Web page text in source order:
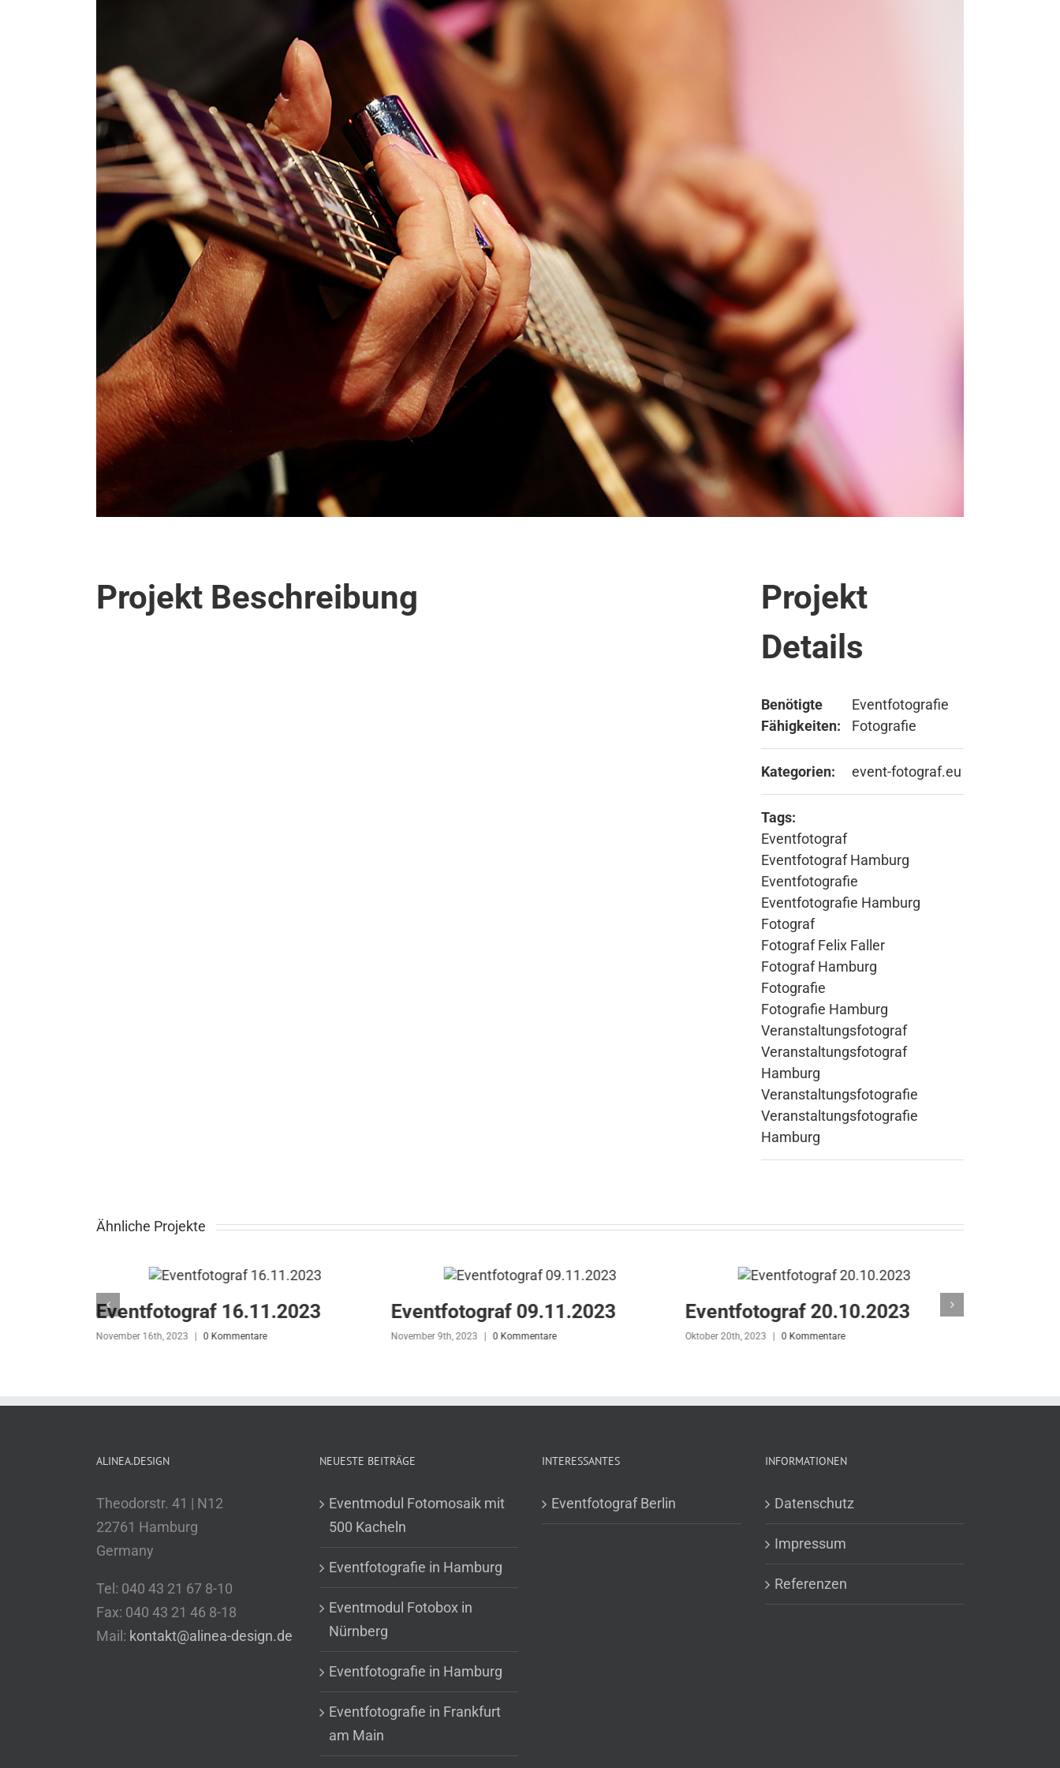
Projekt Beschreibung
Projekt
Details
Benötigte
Fähigkeiten:
Eventfotografie
Fotografie
Kategorien: event-fotograf.eu
Tags:
Eventfotograf
Eventfotograf Hamburg
Eventfotografie
Eventfotografie Hamburg
Fotograf
Fotograf Felix Faller
Fotograf Hamburg
Fotografie
Fotografie Hamburg
Veranstaltungsfotograf
Veranstaltungsfotograf
Hamburg
Veranstaltungsfotografie
Veranstaltungsfotografie
Hamburg
Ähnliche Projekte
Eventfotograf 16.11.2023
November 16th, 2023 | 0 Kommentare
Eventfotograf 09.11.2023
November 9th, 2023 | 0 Kommentare
Eventfotograf 20.10.2023
Oktober 20th, 2023 | 0 Kommentare
ALINEA.DESIGN
Theodorstr. 41 | N12
22761 Hamburg
Germany
Tel: 040 43 21 67 8-10
Fax: 040 43 21 46 8-18
Mail: kontakt@alinea-design.de
NEUESTE BEITRÄGE
Eventmodul Fotomosaik mit
500 Kacheln
Eventfotografie in Hamburg
Eventmodul Fotobox in
Nürnberg
Eventfotografie in Hamburg
Eventfotografie in Frankfurt
am Main
INTERESSANTES
Eventfotograf Berlin
INFORMATIONEN
Datenschutz
Impressum
Referenzen